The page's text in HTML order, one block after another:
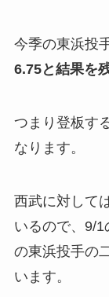
今季の東浜投
6.75と結果を
つまり登板す
なります。
西武に対して
いるので、9/
の東浜投手の
います。